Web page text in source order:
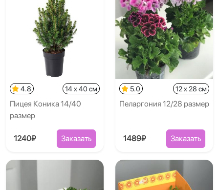
4.8 14 x 40 см
Пицея Коника 14/40
размер
1240₽ Заказать
5.0 12 x 28 см
Пеларгония 12/28 размер
1489₽ Заказать